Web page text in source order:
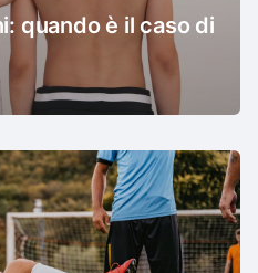
quando è il caso di